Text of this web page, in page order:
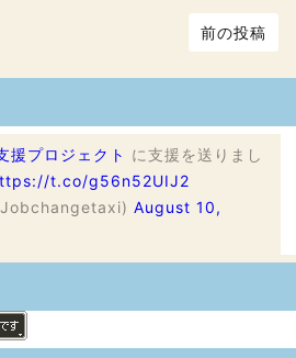
前の投稿
援プロジェクト に支援を送りまし
t.co/g56n52UIJ2
August 10,